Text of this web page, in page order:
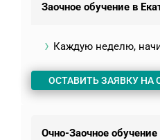
Заочное обучение в
Каждую неделю,
ОСТАВИТЬ ЗАЯВКУ НА
Очно-Заочное обучение